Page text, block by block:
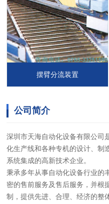
摆臂分流装置
公司简介
深圳市天海自动化设备有限公司
化生产线和各种专机的设计、制
系统集成的高新技术企业。
秉承多年从事自动化设备行业的
密的售前服务及售后服务，并根
制，提供先进、合理、经济的整